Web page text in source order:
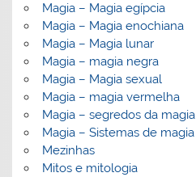
Magia – Magia egípcia
Magia – Magia enochiana
Magia – Magia lunar
Magia – magia negra
Magia – Magia sexual
Magia – magia vermelha
Magia – segredos da magia
Magia – Sistemas de magia
Mezinhas
Mitos e mitologia